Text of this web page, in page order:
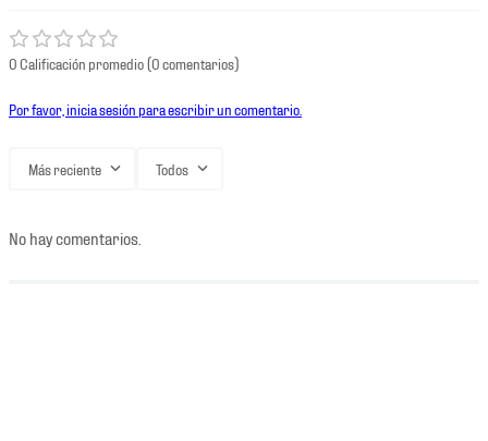
0 Calificación promedio(0 comentarios)
Por favor, inicia sesión para escribir un comentario.
Más reciente Todos
No hay comentarios.